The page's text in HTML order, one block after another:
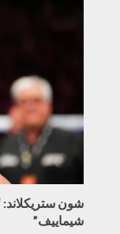
شون ستريكلاند:
شيماييف”